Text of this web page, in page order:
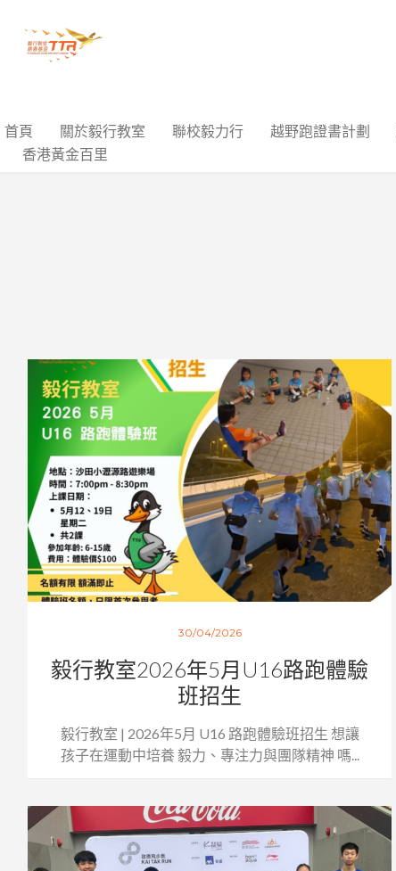
首頁 關於毅行教室 聯校毅力行 越野跑證書計劃
香港黃金百里
30/04/2026
毅行教室2026年5月U16路跑體驗
班招生
毅行教室 | 2026年5月 U16 路跑體驗班招生 想讓
孩子在運動中培養 毅力、專注力與團隊精神 嗎...